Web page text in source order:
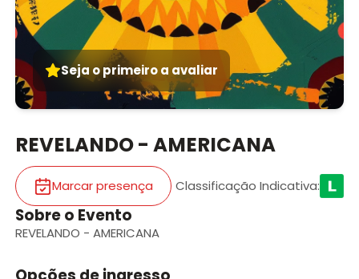
Seja o primeiro a avaliar
REVELANDO - AMERICANA
Marcar presença Classificação Indicativa:
Sobre o Evento
REVELANDO - AMERICANA